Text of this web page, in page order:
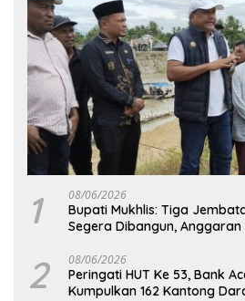
1 08/06/2026
Bupati Mukhlis: Tiga
Segera Dibangun,
2 08/06/2026
Peringati HUT Ke 53, Bank
Kumpulkan 162 Kantong